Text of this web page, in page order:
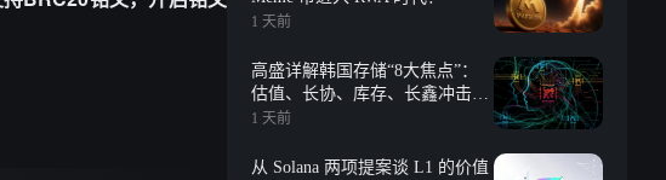
1 天前
高盛详解韩国存储“8大焦点”：
估值、长协、库存、长鑫冲击、
回购等
1 天前
从 Solana 两项提案谈 L1 的价值